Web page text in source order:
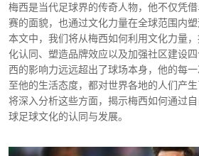
梅西是当代足球界的传奇人物，他不仅凭
赛的面貌，也通过文化力量在全球范围内
本文中，我们将从梅西如何利用文化力量
化认同、塑造品牌效应以及加强社区建设
西的影响力远远超出了球场本身，他的每
至他的生活态度，都对世界各地的人们产
将深入分析这些方面，揭示梅西如何通过
球足球文化的认同与发展。